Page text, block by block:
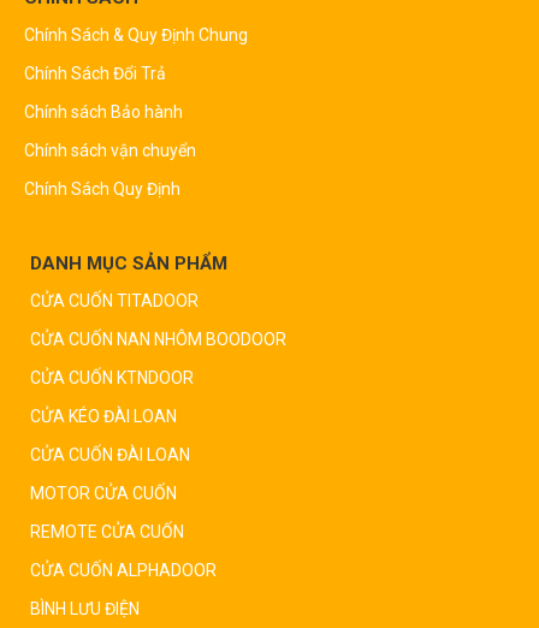
Chính Sách & Quy Định Chung
Chính Sách Đổi Trả
Chính sách Bảo hành
Chính sách vận chuyển
Chính Sách Quy Định
DANH MỤC SẢN PHẨM
CỬA CUỐN TITADOOR
CỬA CUỐN NAN NHÔM BOODOOR
CỬA CUỐN KTNDOOR
CỬA KÉO ĐÀI LOAN
CỬA CUỐN ĐÀI LOAN
MOTOR CỬA CUỐN
REMOTE CỬA CUỐN
CỬA CUỐN ALPHADOOR
BÌNH LƯU ĐIỆN